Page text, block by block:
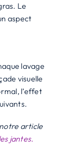
Le
aspect
lavage
visuelle
l’effet
notre article
jantes.